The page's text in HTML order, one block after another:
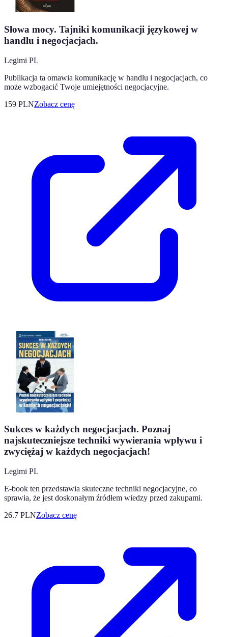
Słowa mocy. Tajniki komunikacji językowej w
handlu i negocjacjach.
Legimi PL
Publikacja ta omawia komunikację w handlu i negocjacjach, co
może wzbogacić Twoje umiejętności negocjacyjne.
159 PLNZobacz cenę
Sukces w każdych negocjacjach. Poznaj
najskuteczniejsze techniki wywierania wpływu i
zwyciężaj w każdych negocjacjach!
Legimi PL
E-book ten przedstawia skuteczne techniki negocjacyjne, co
sprawia, że jest doskonałym źródłem wiedzy przed zakupami.
26.7 PLNZobacz cenę